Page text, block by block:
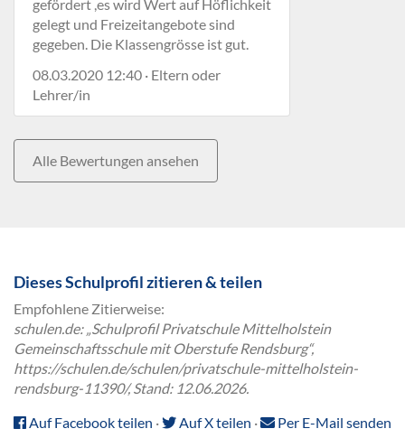
gefördert ,es wird Wert auf Höflichkeit
gelegt und Freizeitangebote sind
gegeben. Die Klassengrösse ist gut.
08.03.2020 12:40 · Eltern oder
Lehrer/in
Alle Bewertungen ansehen
Dieses Schulprofil zitieren & teilen
Empfohlene Zitierweise:
schulen.de: „Schulprofil Privatschule Mittelholstein
Gemeinschaftsschule mit Oberstufe Rendsburg“,
https://schulen.de/schulen/privatschule-mittelholstein-
rendsburg-11390/, Stand: 12.06.2026.
Auf Facebook teilen · Auf X teilen · Per E-Mail senden